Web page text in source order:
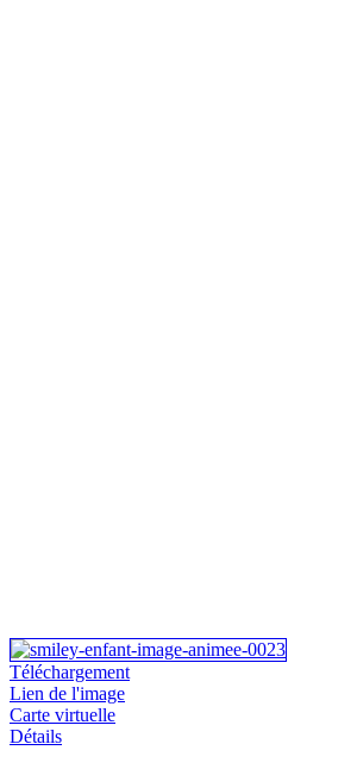
Téléchargement
Lien de l'image
Carte virtuelle
Détails